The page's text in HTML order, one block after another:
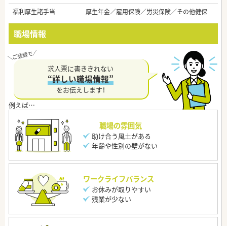
福利厚生諸手当
厚生年金／雇用保険／労災保険／その他健保
職場情報
求人票に書ききれない
“詳しい職場情報”
をお伝えします！
職場の雰囲気
助け合う風土がある
年齢や性別の壁がない
ワークライフバランス
お休みが取りやすい
残業が少ない